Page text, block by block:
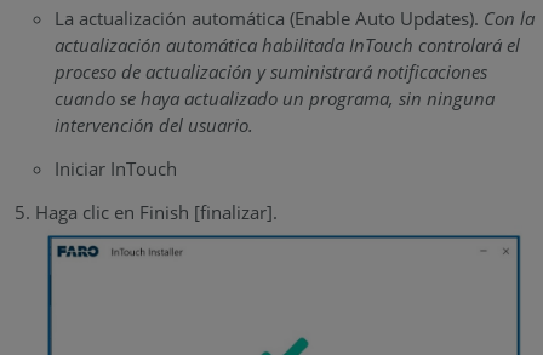
La actualización automática (Enable Auto Updates). Con la
actualización automática habilitada InTouch controlará el
proceso de actualización y suministrará notificaciones
cuando se haya actualizado un programa, sin ninguna
intervención del usuario.
Iniciar InTouch
Haga clic en Finish [finalizar].